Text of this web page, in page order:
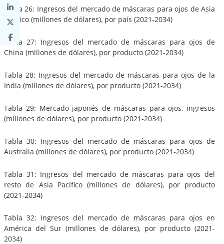
Tabla 26: Ingresos del mercado de máscaras para ojos de Asia
Pacífico (millones de dólares), por país (2021-2034)
Tabla 27: Ingresos del mercado de máscaras para ojos de
China (millones de dólares), por producto (2021-2034)
Tabla 28: Ingresos del mercado de máscaras para ojos de la
India (millones de dólares), por producto (2021-2034)
Tabla 29: Mercado japonés de máscaras para ojos, ingresos
(millones de dólares), por producto (2021-2034)
Tabla 30: Ingresos del mercado de máscaras para ojos de
Australia (millones de dólares), por producto (2021-2034)
Tabla 31: Ingresos del mercado de máscaras para ojos del
resto de Asia Pacífico (millones de dólares), por producto
(2021-2034)
Tabla 32: Ingresos del mercado de máscaras para ojos en
América del Sur (millones de dólares), por producto (2021-
2034)